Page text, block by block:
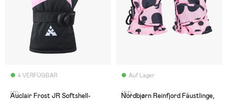
4 VERFÜGBAR
(0)
Auclair Frost JR Softshell-
Auf Lager
(51)
Nordbjørn Reinfjord Fäustlinge,